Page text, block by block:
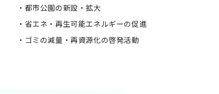
・都市公園の新設・拡大
・省エネ・再生可能エネルギーの促進
・ゴミの減量・再資源化の啓発活動